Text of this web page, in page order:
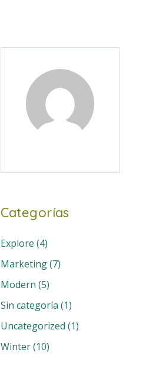
Categorías
Explore (4)
Marketing(7)
Modern (5)
Sin categoría (1)
Uncategorized (1)
Winter(10)